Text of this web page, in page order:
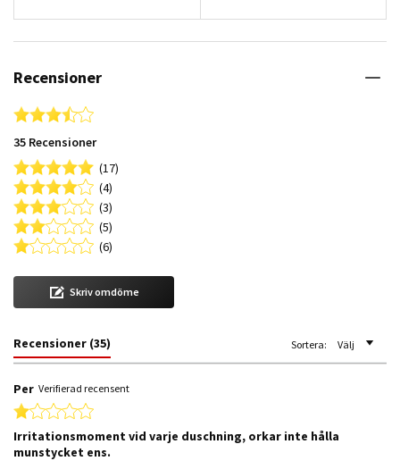
Recensioner
3.6 star rating
35 Recensioner
(17)
(4)
(3)
(5)
(6)
Skriv omdöme
Recensioner (35) Sortera: Välj
Per Verifierad recensent
1.0 star rating
Irritationsmoment vid varje duschning, orkar inte hålla
munstycket ens.